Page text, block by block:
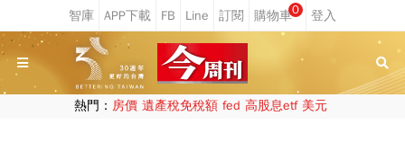
0
熱門： 房價 遺產稅免稅額 fed 高股息etf 美元